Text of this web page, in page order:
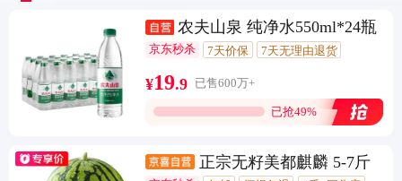
农夫山泉 纯净水550ml*24瓶
京东秒杀 7天价保
7天无理由退货
¥19.9 已售600万+
已抢49%
正宗无籽美都麒麟 5-7斤